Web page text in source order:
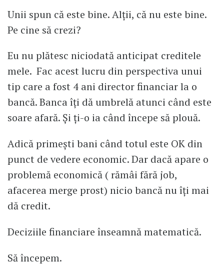
Unii spun că este bine. Alții, că nu este bine.
Pe cine să crezi?
Eu nu plătesc niciodată anticipat creditele
mele. Fac acest lucru din perspectiva unui
tip care a fost 4 ani director financiar la o
bancă. Banca îți dă umbrelă atunci când este
soare afară. Și ți-o ia când începe să plouă.
Adică primești bani când totul este OK din
punct de vedere economic. Dar dacă apare o
problemă economică ( rămâi fără job,
afacerea merge prost) nicio bancă nu îți mai
dă credit.
Deciziile financiare înseamnă matematică.
Să începem.